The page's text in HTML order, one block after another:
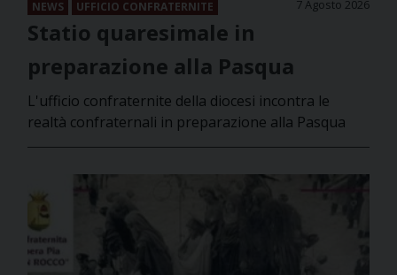
NEWS UFFICIO CONFRATERNITE 7 Agosto 2026
Statio quaresimale in
preparazione alla Pasqua
L'ufficio confraternite della diocesi incontra le
realtà confraternali in preparazione alla Pasqua